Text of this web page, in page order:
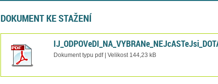
DOKUMENT KE STAŽENÍ
Dokument typu pdf | Velikost 144,23 kB